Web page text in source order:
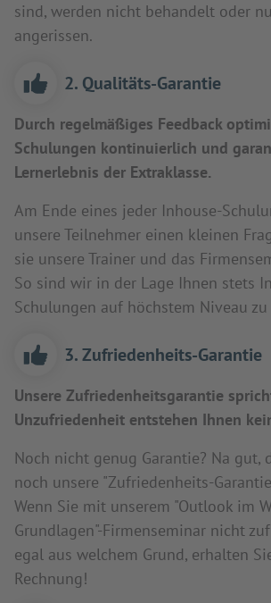
sind, werden nicht behandelt oder
angerissen.
2. Qualitäts-Garantie
Durch regelmäßiges Feedback
Schulungen kontinuierlich und
Lernerlebnis der Extraklasse.
Am Ende eines jeder Inhouse-
unsere Teilnehmer einen kleinen
sie unsere Trainer und das
So sind wir in der Lage Ihnen stets
Schulungen auf höchstem Niveau
3. Zufriedenheits-Garantie
Unsere Zufriedenheitsgarantie
Unzufriedenheit entstehen Ihnen
Noch nicht genug Garantie? Na gut,
noch unsere "Zufriedenheits-
Wenn Sie mit unserem "Outlook im
Grundlagen"-Firmenseminar nicht
egal aus welchem Grund, erhalten
Rechnung!